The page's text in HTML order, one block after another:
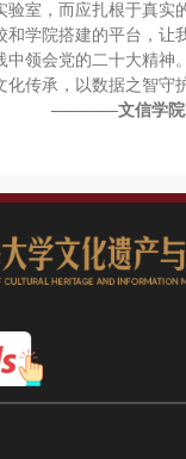
验室，而应扎根于真实
和学院搭建的平台，让
中领会党的二十大精神
化传承，以数据之智守
————文信学院